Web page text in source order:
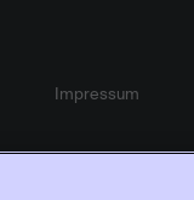
Impressum